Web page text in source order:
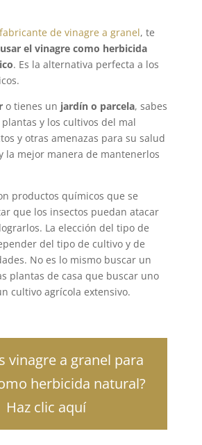
fabricante de vinagre a granel, te
el vinagre como herbicida
. Es la alternativa perfecta a los
o tienes un jardín o parcela, sabes
y los cultivos del mal
y otras amenazas para su salud
la mejor manera de mantenerlos
productos químicos que se
que los insectos puedan atacar
La elección del tipo de
del tipo de cultivo y de
No es lo mismo buscar un
plantas de casa que buscar uno
cultivo agrícola extensivo.
vinagre a granel para
herbicida natural?
Haz clic aquí